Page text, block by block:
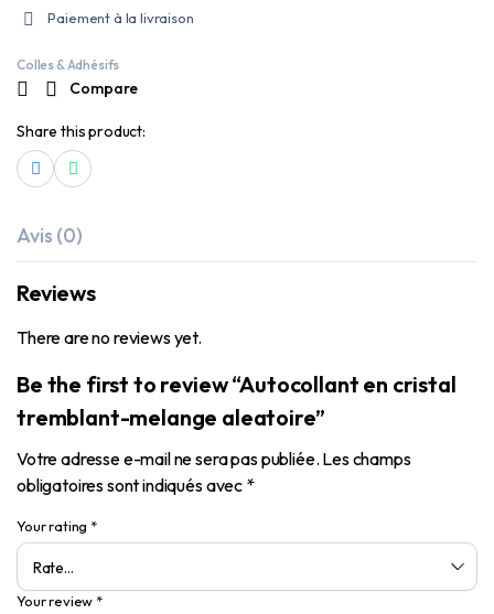
Paiement à la livraison
Colles & Adhésifs
Compare
Share this product:
Avis (0)
Reviews
There are no reviews yet.
Be the first to review “Autocollant en cristal
tremblant-melange aleatoire”
Votre adresse e-mail ne sera pas publiée. Les champs
obligatoires sont indiqués avec *
Your rating *
Your review *